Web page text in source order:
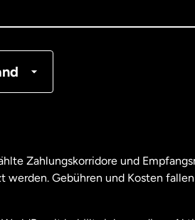
Zahlungskorridore und
Gebühren und Kosten